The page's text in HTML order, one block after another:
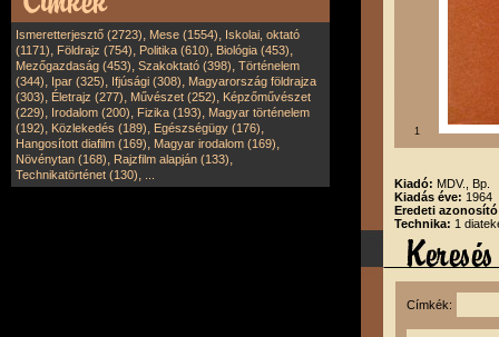
Ismeretterjesztő (2723), Mese (1554), Iskolai, oktató
(1171), Földrajz (754), Politika (610), Biológia (453),
Mezőgazdaság (453), Szakoktató (398), Történelem
(344), Ipar (325), Ifjúsági (308), Magyarország földrajza
(303), Életrajz (277), Művészet (252), Képzőművészet
(229), Irodalom (200), Fizika (193), Magyar történelem
(192), Közlekedés (189), Egészségügy (176),
Hangosított diafilm (169), Magyar irodalom (169),
Növénytan (168), Rajzfilm alapján (133),
Technikatörténet (130),
1
Kiadó: MDV., Bp.
Kiadás éve: 1964
Eredeti
Technika: 1
Címkék: